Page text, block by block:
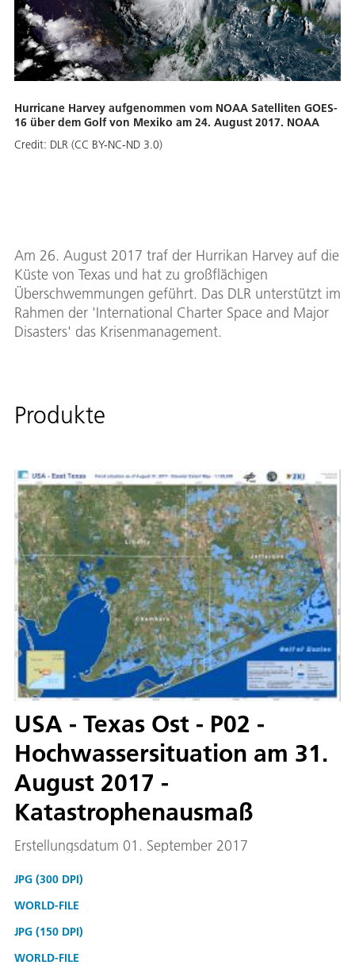
Hurricane Harvey aufgenommen vom NOAA Satelliten GOES-
16 über dem Golf von Mexiko am 24. August 2017. NOAA
Credit: DLR (CC BY-NC-ND 3.0)
Am 26. August 2017 traf der Hurrikan Harvey auf die
Küste von Texas und hat zu großflächigen
Überschwemmungen geführt. Das DLR unterstützt im
Rahmen der 'International Charter Space and Major
Disasters' das Krisenmanagement.
Produkte
USA - Texas Ost - P02 -
Hochwassersituation am 31.
August 2017 -
Katastrophenausmaß
Erstellungsdatum 01. September 2017
JPG (300 DPI)
WORLD-FILE
JPG (150 DPI)
WORLD-FILE